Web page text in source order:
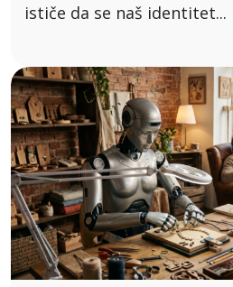
ističe da se naš identitet...